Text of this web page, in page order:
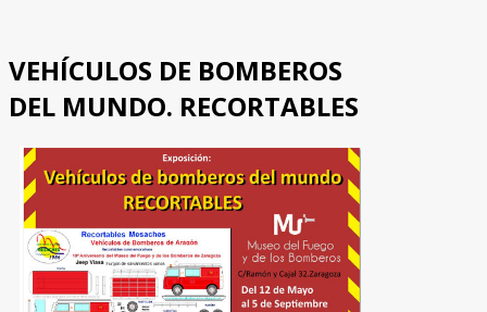
VEHÍCULOS DE BOMBEROS
DEL MUNDO. RECORTABLES